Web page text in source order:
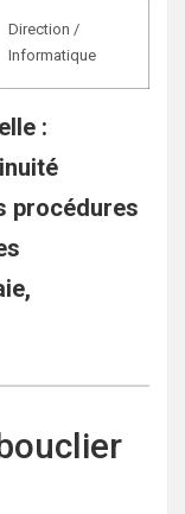
Direction /
Informatique
:
procédures